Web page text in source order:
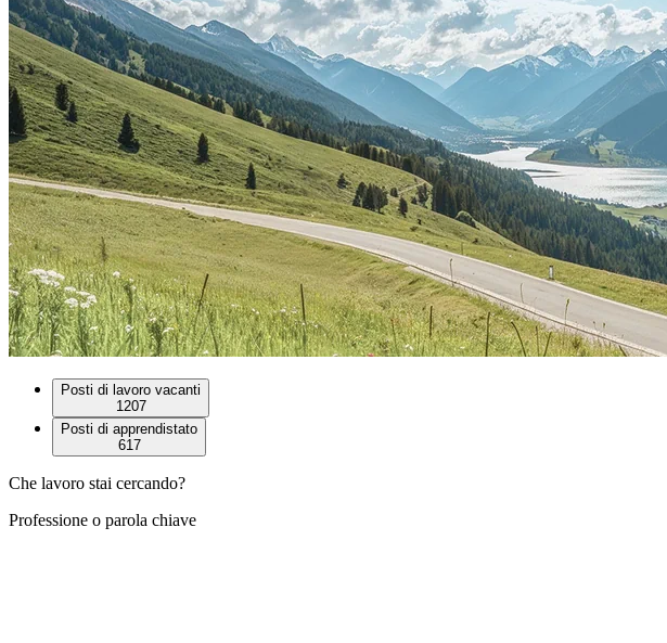
Posti di lavoro vacanti
1207
Posti di apprendistato
617
Che lavoro stai cercando?
Professione o parola chiave